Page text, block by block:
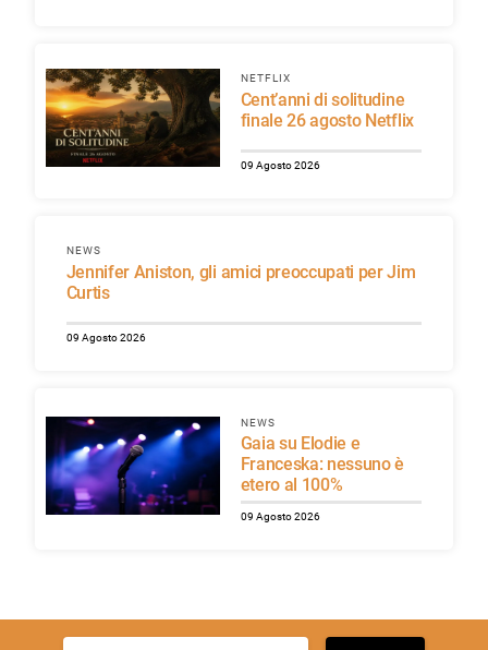
NETFLIX
Cent’anni di solitudine
finale 26 agosto Netflix
09 Agosto 2026
NEWS
Jennifer Aniston, gli amici preoccupati per Jim
Curtis
09 Agosto 2026
NEWS
Gaia su Elodie e
Franceska: nessuno è
etero al 100%
09 Agosto 2026